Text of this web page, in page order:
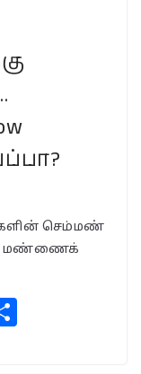
என்ன?
செம்மண்
மண்ணைக்